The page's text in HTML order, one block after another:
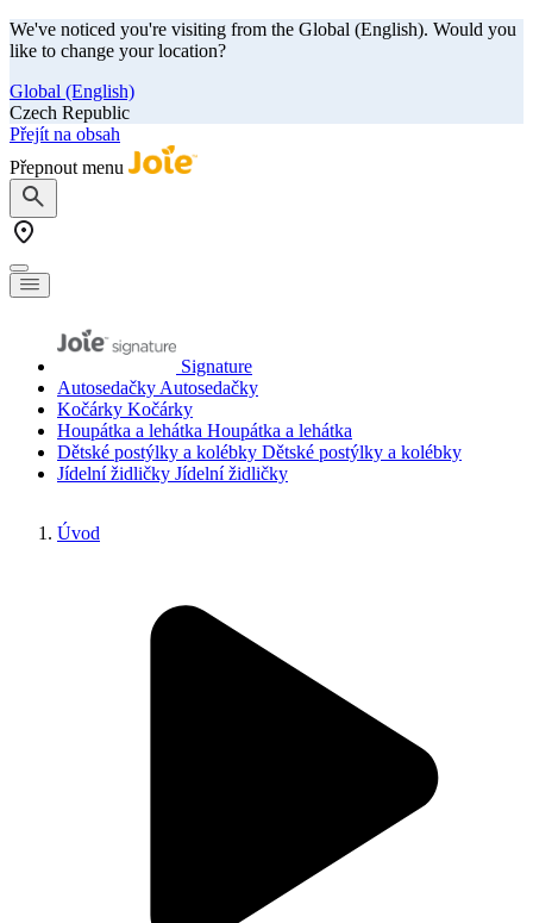
We've noticed you're visiting from the Global (English). Would you
like to change your location?
Global (English)
Czech Republic
Přejít na obsah
Přepnout menu
Signature
Autosedačky Autosedačky
Kočárky Kočárky
Houpátka a lehátka Houpátka a lehátka
Dětské postýlky a kolébky Dětské postýlky a kolébky
Jídelní židličky Jídelní židličky
Úvod